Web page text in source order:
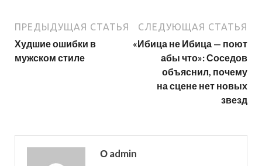
ПРЕДЫДУЩАЯ СТАТЬЯ
Худшие ошибки в
мужском стиле
СЛЕДУЮЩАЯ СТАТЬЯ
«Ибица не Ибица — поют
абы что»: Соседов
объяснил, почему
на сцене нет новых
звезд
О admin